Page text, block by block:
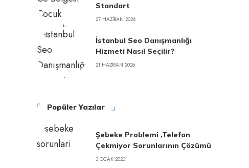
Standart
27 HAZIRAN 2026
İstanbul Seo Danışmanlığı
Hizmeti Nasıl Seçilir?
21 HAZIRAN 2026
Popüler Yazılar
Şebeke Problemi ,Telefon
Çekmiyor Sorunlarının Çözümü
3 OCAK 2023